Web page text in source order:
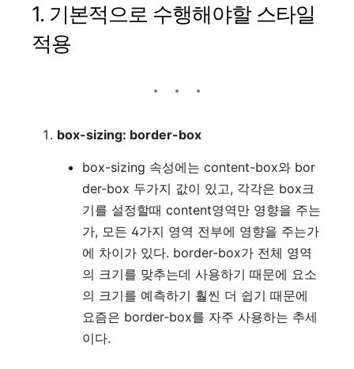
1. 기본적으로 수행해야할 스타일
적용
box-sizing: border-box
box-sizing 속성에는 content-box와 bor
der-box 두가지 값이 있고, 각각은 box크
기를 설정할때 content영역만 영향을 주는
가, 모든 4가지 영역 전부에 영향을 주는가
에 차이가 있다. border-box가 전체 영역
의 크기를 맞추는데 사용하기 때문에 요소
의 크기를 예측하기 훨씬 더 쉽기 때문에
요즘은 border-box를 자주 사용하는 추세
이다.